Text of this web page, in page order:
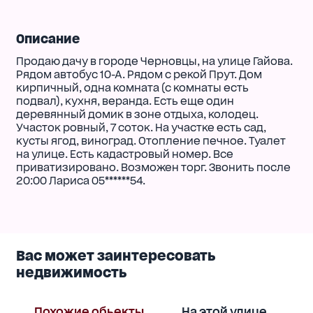
Описание
Продаю дачу в городе Черновцы, на улице Гайова.
Рядом автобус 10-А. Рядом с рекой Прут. Дом
кирпичный, одна комната (с комнаты есть
подвал), кухня, веранда. Есть еще один
деревянный домик в зоне отдыха, колодец.
Участок ровный, 7 соток. На участке есть сад,
кусты ягод, виноград. Отопление печное. Туалет
на улице. Есть кадастровый номер. Все
приватизировано. Возможен торг. Звонить после
20:00 Лариса 05******54.
Вас может заинтересовать
недвижимость